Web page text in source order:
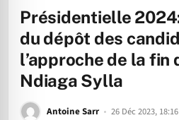
Présidentielle
du dépôt des
l’approche de la fin
Ndiaga Sylla
Antoine Sarr 26 Déc 2023, 18:16